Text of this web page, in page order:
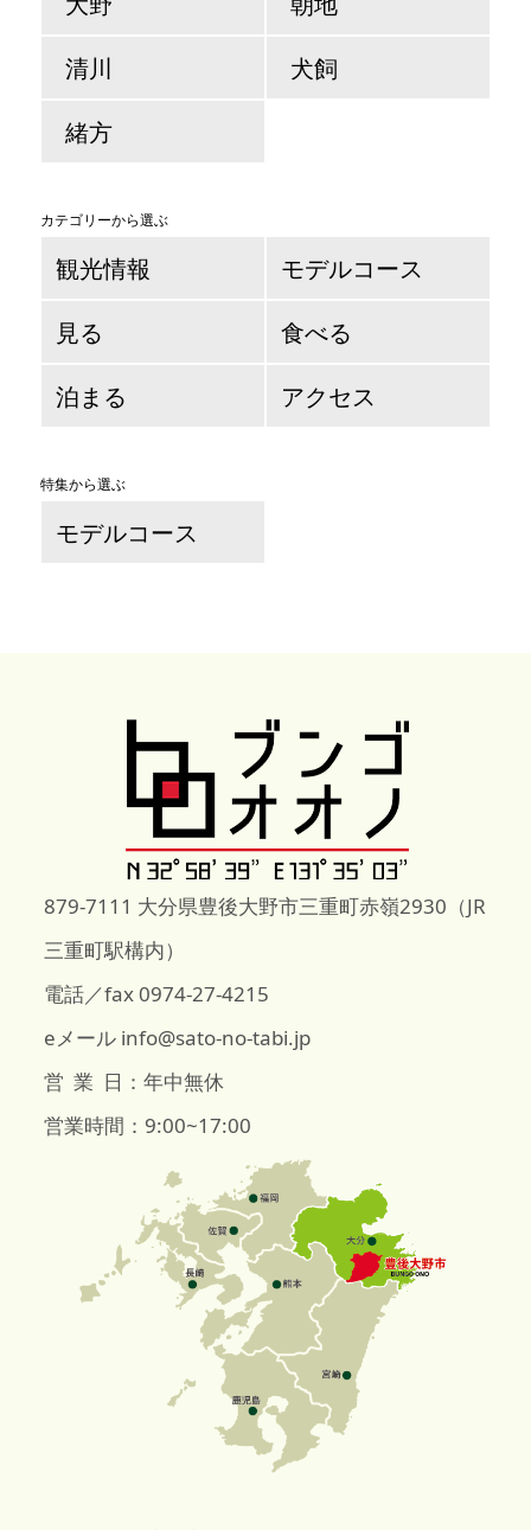
清川
犬飼
緒方
カテゴリーから選ぶ
観光情報
モデルコース
見る
食べる
泊まる
アクセス
特集から選ぶ
モデルコース
879-7111 大分県豊後大野市三重町赤嶺2930（JR
三重町駅構内）
電話／fax 0974-27-4215
eメール info@sato-no-tabi.jp
営 業 日：年中無休
営業時間：9:00~17:00